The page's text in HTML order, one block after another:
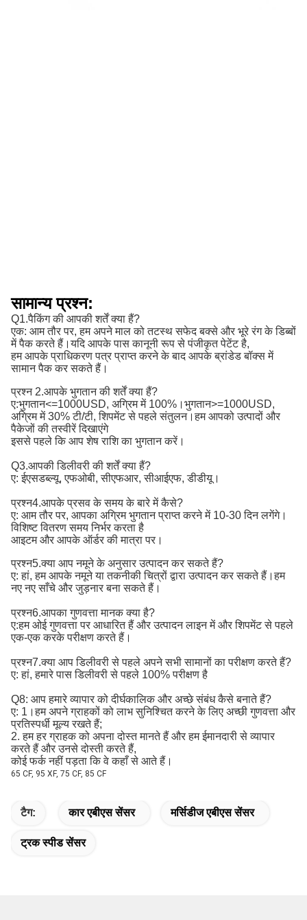
सामान्य प्रश्न:
Q1.पैकिंग की आपकी शर्तें क्या हैं?
एक: आम तौर पर, हम अपने माल को तटस्थ सफेद बक्से और भूरे रंग के डिब्बों
में पैक करते हैं।यदि आपके पास कानूनी रूप से पंजीकृत पेटेंट है,
हम आपके प्राधिकरण पत्र प्राप्त करने के बाद आपके ब्रांडेड बॉक्स में
सामान पैक कर सकते हैं।
प्रश्न 2.आपके भुगतान की शर्तें क्या हैं?
ए:भुगतान<=1000USD, अग्रिम में 100%।भुगतान>=1000USD,
अग्रिम में 30% टी/टी, शिपमेंट से पहले संतुलन।हम आपको उत्पादों और
पैकेजों की तस्वीरें दिखाएंगे
इससे पहले कि आप शेष राशि का भुगतान करें।
Q3.आपकी डिलीवरी की शर्तें क्या हैं?
ए: ईएसडब्ल्यू, एफओबी, सीएफआर, सीआईएफ, डीडीयू।
प्रश्न4.आपके प्रसव के समय के बारे में कैसे?
ए: आम तौर पर, आपका अग्रिम भुगतान प्राप्त करने में 10-30 दिन लगेंगे।
विशिष्ट वितरण समय निर्भर करता है
आइटम और आपके ऑर्डर की मात्रा पर।
प्रश्न5.क्या आप नमूने के अनुसार उत्पादन कर सकते हैं?
ए: हां, हम आपके नमूने या तकनीकी चित्रों द्वारा उत्पादन कर सकते हैं।हम
नए नए साँचे और जुड़नार बना सकते हैं।
प्रश्न6.आपका गुणवत्ता मानक क्या है?
ए:हम ओई गुणवत्ता पर आधारित हैं और उत्पादन लाइन में और शिपमेंट से पहले
एक-एक करके परीक्षण करते हैं।
प्रश्न7.क्या आप डिलीवरी से पहले अपने सभी सामानों का परीक्षण करते हैं?
ए: हां, हमारे पास डिलीवरी से पहले 100% परीक्षण है
Q8: आप हमारे व्यापार को दीर्घकालिक और अच्छे संबंध कैसे बनाते हैं?
ए: 1।हम अपने ग्राहकों को लाभ सुनिश्चित करने के लिए अच्छी गुणवत्ता और
प्रतिस्पर्धी मूल्य रखते हैं;
2. हम हर ग्राहक को अपना दोस्त मानते हैं और हम ईमानदारी से व्यापार
करते हैं और उनसे दोस्ती करते हैं,
कोई फर्क नहीं पड़ता कि वे कहाँ से आते हैं।
65 CF, 95 XF, 75 CF, 85 CF
टैग: कार एबीएस सेंसर मर्सिडीज एबीएस सेंसर
ट्रक स्पीड सेंसर